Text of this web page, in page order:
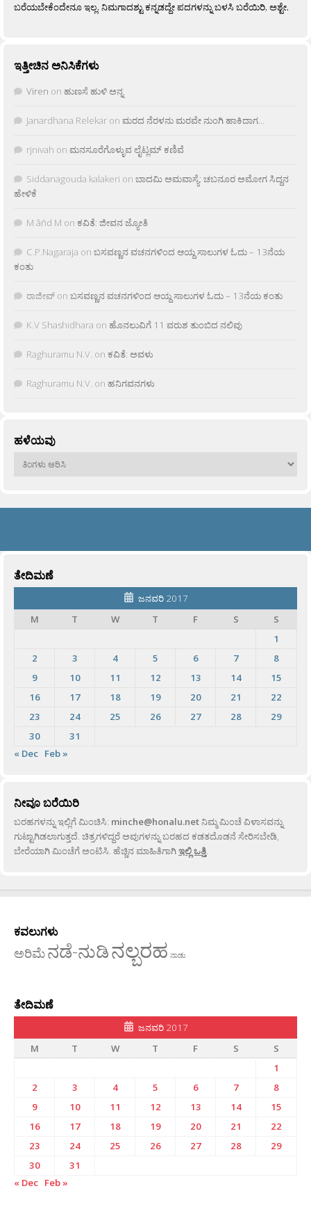
ಬರೆಯಬೇಕೆಂದೇನೂ ಇಲ್ಲ. ನಿಮಗಾದಶ್ಟು ಕನ್ನಡದ್ದೇ ಪದಗಳನ್ನು ಬಳಸಿ ಬರೆಯಿರಿ, ಅಶ್ಟೇ.
ಇತ್ತೀಚಿನ ಅನಿಸಿಕೆಗಳು
Viren on ಹುಣಸೆ ಹುಳಿ ಅನ್ನ
Janardhana Relekar on ಮರದ ನೆರಳನು ಮರವೇ ನುಂಗಿ ಹಾಕಿದಾಗ…
rjnivah on ಮನಸೂರೆಗೊಳ್ಳುವ ಲೈಟ್ಲಮ್ ಕಣಿವೆ
Siddanagouda kalakeri on ಬಾದಮಿ ಅಮವಾಸ್ಯೆ: ಚಬನೂರ ಅಮೋಗ ಸಿದ್ದನ
ಹೇಳಿಕೆ
M âñd M on ಕವಿತೆ: ಜೀವನ ಜ್ಯೋತಿ
C.P.Nagaraja on ಬಸವಣ್ಣನ ವಚನಗಳಿಂದ ಆಯ್ದ ಸಾಲುಗಳ ಓದು – 13ನೆಯ
ಕಂತು
ರಾಜೀವ್ on ಬಸವಣ್ಣನ ವಚನಗಳಿಂದ ಆಯ್ದ ಸಾಲುಗಳ ಓದು – 13ನೆಯ ಕಂತು
K.V Shashidhara on ಹೊನಲುವಿಗೆ 11 ವರುಶ ತುಂಬಿದ ನಲಿವು
Raghuramu N.V. on ಕವಿತೆ: ಅವಳು
Raghuramu N.V. on ಹನಿಗವನಗಳು
ಹಳೆಯವು
ಹಳೆಯವು
ತೇದಿಮಣೆ
ಜನವರಿ 2017
M
T W T F S
S
1
2
3 4 5 6 7
8
9
10 11 12 13 14
15
16
17 18 19 20 21
22
23
24 25 26 27 28
29
30
31
« Dec Feb »
ನೀವೂ ಬರೆಯಿರಿ
ಬರಹಗಳನ್ನು ಇಲ್ಲಿಗೆ ಮಿಂಚಿಸಿ: minche@honalu.netನಿಮ್ಮ ಮಿಂಚೆ ವಿಳಾಸವನ್ನು
ಗುಟ್ಟಾಗಿಡಲಾಗುತ್ತದೆ. ಚಿತ್ರಗಳಿದ್ದರೆ ಅವುಗಳನ್ನು ಬರಹದ ಕಡತದೊಡನೆ ಸೇರಿಸಬೇಡಿ,
ಬೇರೆಯಾಗಿ ಮಿಂಚೆಗೆ ಅಂಟಿಸಿ. ಹೆಚ್ಚಿನ ಮಾಹಿತಿಗಾಗಿಇಲ್ಲಿ ಒತ್ತಿ.
ಕವಲುಗಳು
ಅರಿಮೆನಡೆ-ನುಡಿನಲ್ಬರಹ ನಾಡು
ತೇದಿಮಣೆ
ಜನವರಿ 2017
M
T W T F S
S
1
2
3 4 5 6 7
8
9
10 11 12 13 14
15
16
17 18 19 20 21
22
23
24 25 26 27 28
29
30
31
« Dec Feb »